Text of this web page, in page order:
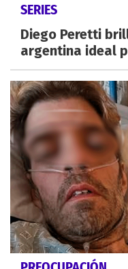
SERIES
Diego Peretti
argentina ideal